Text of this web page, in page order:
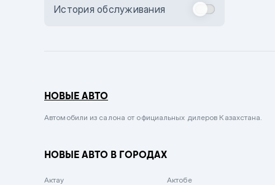
Комбинированный
Сиреневый металлик
Вишневый
История обслуживания
НОВЫЕ АВТО
Автомобили из салона от официальных дилеров Казахстана.
НОВЫЕ АВТО В ГОРОДАХ
Актау Актобе